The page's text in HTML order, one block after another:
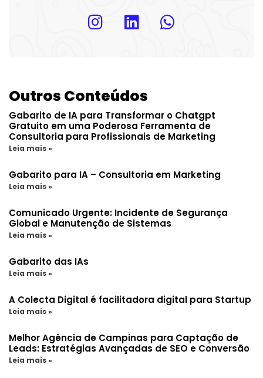
Outros Conteúdos
Gabarito de IA para Transformar o Chatgpt
Gratuito em uma Poderosa Ferramenta de
Consultoria para Profissionais de Marketing
Leia mais »
Gabarito para IA – Consultoria em Marketing
Leia mais »
Comunicado Urgente: Incidente de Segurança
Global e Manutenção de Sistemas
Leia mais »
Gabarito das IAs
Leia mais »
A Colecta Digital é facilitadora digital para Startup
Leia mais »
Melhor Agência de Campinas para Captação de
Leads: Estratégias Avançadas de SEO e Conversão
Leia mais »